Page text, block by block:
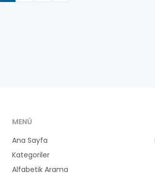
MENÜ
Ana Sayfa
Kategoriler
Alfabetik Arama